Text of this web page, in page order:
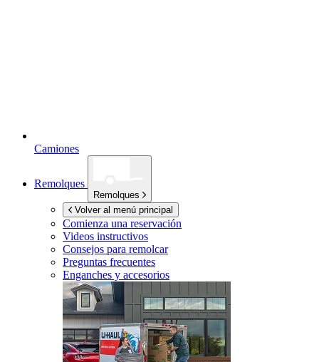
Camiones
Remolques
Remolques
Volver al menú principal
Comienza una reservación
Videos instructivos
Consejos para remolcar
Preguntas frecuentes
Enganches y accesorios